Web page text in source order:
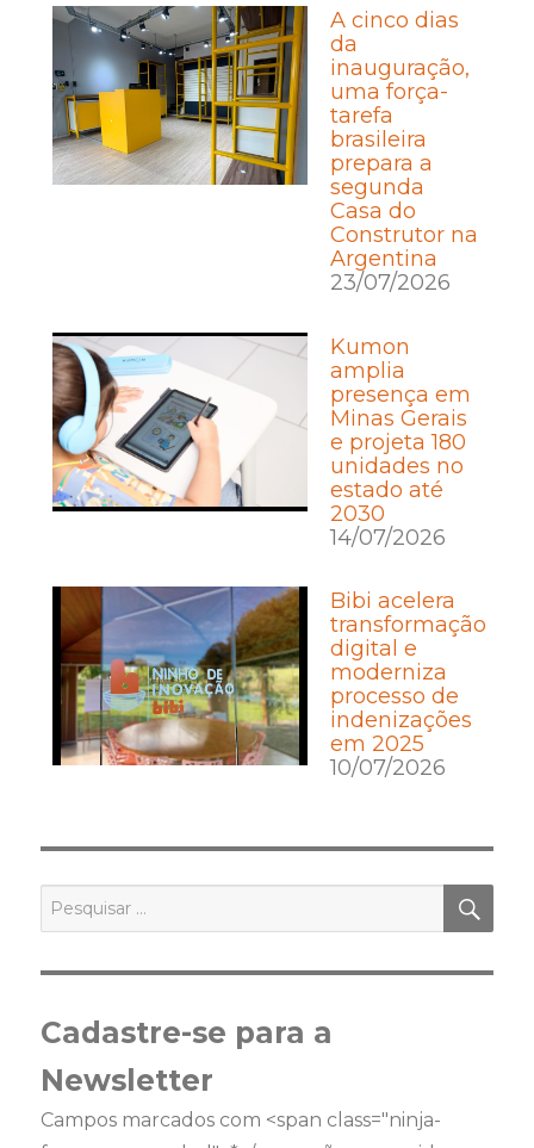
A cinco dias
da
inauguração,
uma força-
tarefa
brasileira
prepara a
segunda
Casa do
Construtor na
Argentina
23/07/2026
Kumon
amplia
presença em
Minas Gerais
e projeta 180
unidades no
estado até
2030
14/07/2026
Bibi acelera
transformação
digital e
moderniza
processo de
indenizações
em 2025
10/07/2026
por:
Cadastre-se para a
Newsletter
Campos marcados com <span class="ninja-